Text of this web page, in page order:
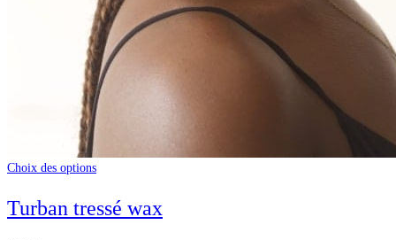
Choix des options
Turban tressé wax